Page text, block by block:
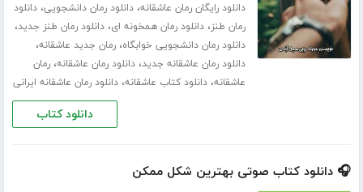
دانلود رایگان رمان عاشقانه،دانلود رمان دانشجویی،دانلود
رمان طنز،دانلود رمان همخونه ای،دانلود رمان طنز جدید،
دانلود رمان دانشجویی خوابگاه،رمان جدید عاشقانه،
دانلود رمان عاشقانه جدید،دانلود رمان عاشقانه،رمان
عاشقانه،دانلود کتاب عاشقانه،دانلود رمان عاشقانه ایرانی
دانلود کتاب
🎧 دانلود کتاب صوتی بهترین شکل ممکن